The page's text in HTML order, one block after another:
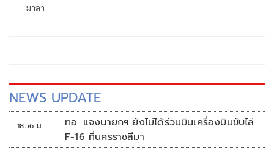
มาลา
NEWS UPDATE
18:56 น.
ทอ. แจงนายกฯ ยังไม่ได้ร่วมบินเครื่องบินขับไล่
F-16 ที่นครราชสีมา